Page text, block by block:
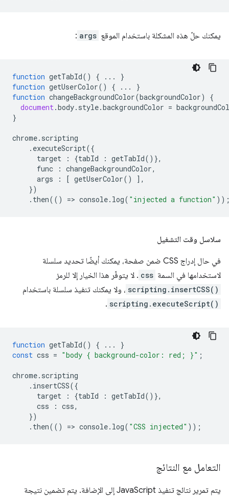
يمكنك حلّ هذه المشكلة باستخدام الموقع args
:
function getTabId() { ...
}
function getUserColor() { ...
}
function changeBackgroundColor(backgroundColor)
{
document.body. style.backgroundColor =
}
chrome. scripting
. executeScript({
target
: {tabId : getTabId()},
func
: changeBackgroundColor,
args
: [ getUserColor()
],
})
. then(() => console. log( "injected a function"
سلاسل وقت التشغيل
في حال إدراج CSS ضمن صفحة، يمكنك أيضًا تحديد سلسلة
لاستخدامها في السمة css . لا يتوفّر هذا الخيار إلا للرمز
scripting.insertCSS() ، ولا يمكنك تنفيذ سلسلة باستخدام
scripting.executeScript()
.
function getTabId() { ...
}
const css = "body { background-color: red; }" ;
chrome. scripting
. insertCSS({
target
: {tabId : getTabId()},
css
: css,
})
. then(() => console. log( "CSS injected" ));
التعامل مع النتائج
يتم تمرير نتائج تنفيذ JavaScript إلى الإضافة. يتم تضمين نتيجة